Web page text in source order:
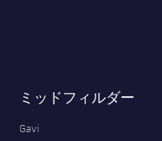
ミッドフィルダー
Gavi